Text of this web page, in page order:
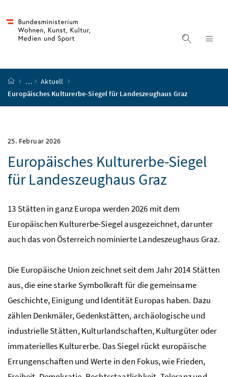
Suche
Startseite
…
Aktuell
Europäisches Kulturerbe-Siegel für Landeszeughaus Graz
25. Februar 2026
Europäisches Kulturerbe-Siegel
für Landeszeughaus Graz
13 Stätten in ganz Europa werden 2026 mit dem
Europäischen Kulturerbe-Siegel ausgezeichnet, darunter
auch das von Österreich nominierte Landeszeughaus Graz.
Die Europäische Union zeichnet seit dem Jahr 2014 Stätten
aus, die eine starke Symbolkraft für die gemeinsame
Geschichte, Einigung und Identität Europas haben. Dazu
zählen Denkmäler, Gedenkstätten, archäologische und
industrielle Stätten, Kulturlandschaften, Kulturgüter oder
immaterielles Kulturerbe. Das Siegel rückt europäische
Errungenschaften und Werte in den Fokus, wie Frieden,